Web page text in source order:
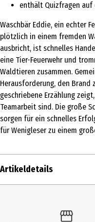
enthält Quizfragen
Waschbär Eddie, ein echter
plötzlich in einem fremden
ausbricht, ist schnelles
eine Tier-Feuerwehr und
Waldtieren zusammen.
Herausforderung, den Brand
geschriebene Erzählung
Teamarbeit sind. Die große
sorgen für ein schnelles
für Wenigleser zu einem
Artikeldetails